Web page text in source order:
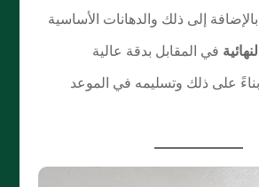
بالإضافة إلى ذلك والدهانات الأساسية
في المقابل بدقة عالية
بناءً على ذلك وتسليمه في الموعد